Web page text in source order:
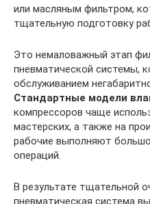
или масляным фильтром,
тщательную подготовку
Это немаловажный этап
пневматической системы,
обслуживанием
Стандартные модели
компрессоров чаще
мастерских, а также на
рабочие выполняют
операций.
В результате тщательной
пневматическая система